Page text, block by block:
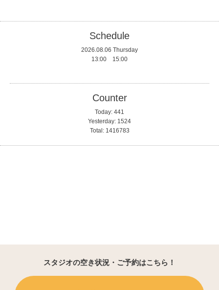
Schedule
2026.08.06 Thursday
13:00 15:00
Counter
Today: 441
Yesterday: 1524
Total: 1416783
スタジオの空き状況・ご予約はこちら！